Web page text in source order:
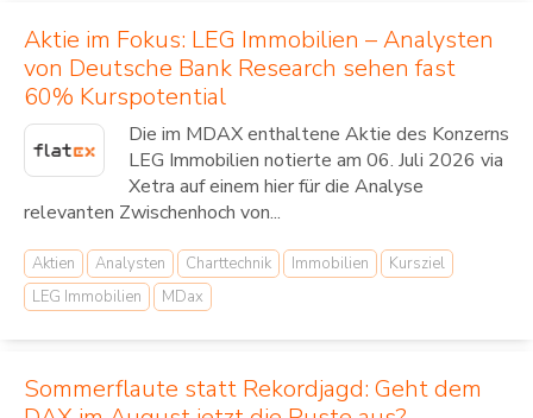
Aktie im Fokus: LEG Immobilien – Analysten
von Deutsche Bank Research sehen fast
60% Kurspotential
Die im MDAX enthaltene Aktie des Konzerns
LEG Immobilien notierte am 06. Juli 2026 via
Xetra auf einem hier für die Analyse
relevanten Zwischenhoch von...
Aktien Analysten Charttechnik Immobilien
Kursziel
LEG Immobilien
MDax
Sommerflaute statt Rekordjagd: Geht dem